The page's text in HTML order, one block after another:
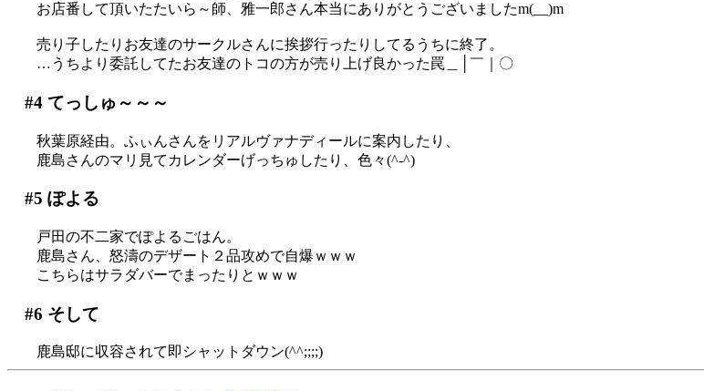
お店番して頂いたたいら～師、雅一郎さん本当にありがとうございましたm(__)m
売り子したりお友達のサークルさんに挨拶行ったりしてるうちに終了。
…うちより委託してたお友達のトコの方が売り上げ良かった罠＿│￣｜〇
#4てっしゅ～～～
秋葉原経由。ふぃんさんをリアルヴァナディールに案内したり、
鹿島さんのマリ見てカレンダーげっちゅしたり、色々(^-^)
#5 ぽよる
戸田の不二家でぽよるごはん。
鹿島さん、怒濤のデザート２品攻めで自爆ｗｗｗ
こちらはサラダバーでまったりとｗｗｗ
#6 そして
鹿島邸に収容されて即シャットダウン(^^;;;;)